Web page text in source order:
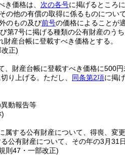
き価格は、 次の各号に掲げるところ
の他の有償の取得に係るものにつ
のもの及び前号の価格によることが
第7号に掲げる種類の公有財産のう
産台帳に登載すべき価格とする。
正)
、財産台帳に登載すべき価格に500
り上げる。 ただし、 同条第2項に掲
動報告等
)
属する公有財産について、得喪、変
公有財産について、その年の3月31
則47・一部改正)